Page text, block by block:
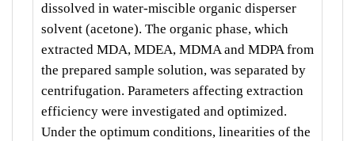
dissolved in water-miscible organic disperser
solvent (acetone). The organic phase, which
extracted MDA, MDEA, MDMA and MDPA from
the prepared sample solution, was separated by
centrifugation. Parameters affecting extraction
efficiency were investigated and optimized.
Under the optimum conditions, linearities of the